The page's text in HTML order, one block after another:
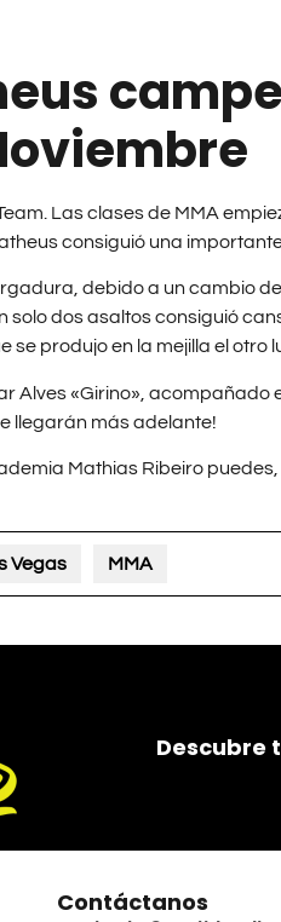
Las clases de MMA
consiguió una
debido a un cambio
solo dos asaltos consiguió
produjo en la mejilla el otro
Alves «Girino»,
llegarán más adelante!
Mathias Ribeiro
Vegas MMA
Descubre
Contáctanos